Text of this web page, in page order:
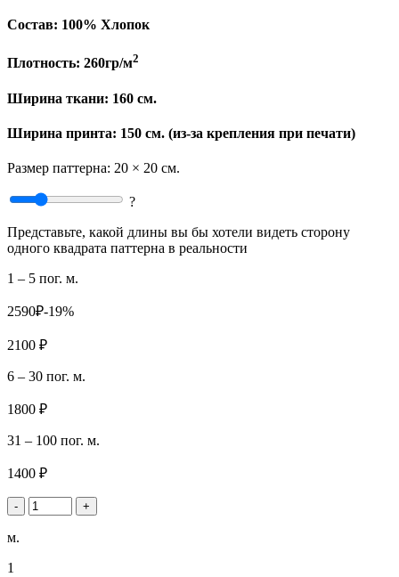
Состав: 100% Хлопок
Плотность: 260гр/м2
Ширина ткани: 160 см.
Ширина принта: 150 см. (из-за крепления при печати)
Размер паттерна: 20 × 20 см.
?
Представьте, какой длины вы бы хотели видеть сторону
одного квадрата паттерна в реальности
1 – 5 пог. м.
2590₽-19%
2100 ₽
6 – 30 пог. м.
1800 ₽
31 – 100 пог. м.
1400 ₽
- +
м.
1